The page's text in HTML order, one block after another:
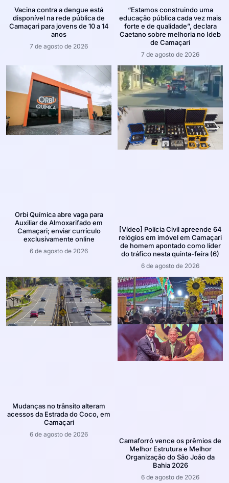
Vacina contra a dengue está
disponível na rede pública de
Camaçari para jovens de 10 a 14
anos
7 de agosto de 2026
“Estamos construindo uma
educação pública cada vez mais
forte e de qualidade”, declara
Caetano sobre melhoria no Ideb
de Camaçari
7 de agosto de 2026
Orbi Química abre vaga para
Auxiliar de Almoxarifado em
Camaçari; enviar currículo
exclusivamente online
6 de agosto de 2026
[Vídeo] Polícia Civil apreende 64
relógios em imóvel em Camaçari
de homem apontado como líder
do tráfico nesta quinta-feira (6)
6 de agosto de 2026
Mudanças no trânsito alteram
acessos da Estrada do Coco, em
Camaçari
6 de agosto de 2026
Camaforró vence os prêmios de
Melhor Estrutura e Melhor
Organização do São João da
Bahia 2026
6 de agosto de 2026